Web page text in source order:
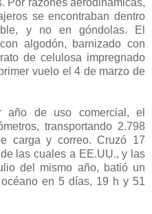
se encontraban dentro
y no en góndolas. El
algodón, barnizado con
de celulosa impregnado
vuelo el 4 de marzo de
año de uso comercial, el
transportando 2.798
carga y correo. Cruzó 17
las cuales a EE.UU., y las
del mismo año, batió un
en 5 días, 19 h y 51